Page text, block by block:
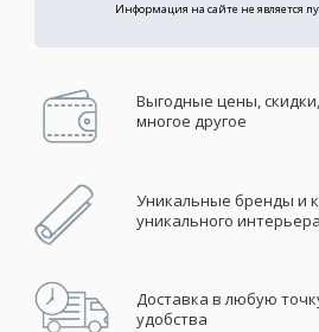
Информация на сайте не является
Выгодные цены,
многое другое
Уникальные бренды и
уникального интерьера
Доставка в любую
удобства